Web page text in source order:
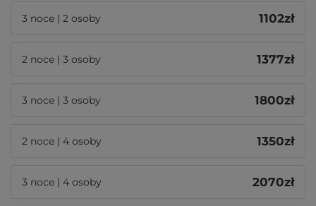
3 noce | 2 osoby 1102zł
2 noce | 3 osoby 1377zł
3 noce | 3 osoby 1800zł
2 noce | 4 osoby 1350zł
3 noce | 4 osoby 2070zł